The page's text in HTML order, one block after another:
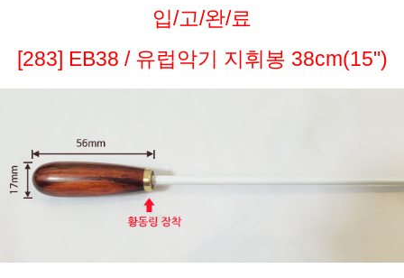
입/고/완/료
[283] EB38 / 유럽악기 지휘봉 38cm(15")